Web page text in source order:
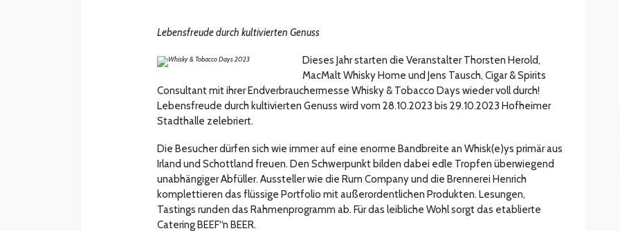
Lebensfreude durch kultivierten Genuss
Dieses Jahr starten die Veranstalter Thorsten Herold,
MacMalt Whisky Home und Jens Tausch, Cigar & Spirits
Consultant mit ihrer Endverbrauchermesse Whisky & Tobacco Days wieder voll durch!
Lebensfreude durch kultivierten Genuss wird vom 28.10.2023 bis 29.10.2023 Hofheimer
Stadthalle zelebriert.
Die Besucher dürfen sich wie immer auf eine enorme Bandbreite an Whisk(e)ys primär aus
Irland und Schottland freuen. Den Schwerpunkt bilden dabei edle Tropfen überwiegend
unabhängiger Abfüller. Aussteller wie die Rum Company und die Brennerei Henrich
komplettieren das flüssige Portfolio mit außerordentlichen Produkten. Lesungen,
Tastings runden das Rahmenprogramm ab. Für das leibliche Wohl sorgt das etablierte
Catering BEEF“n BEER.
Wie kann man mit kleinem
Kapital in Deutschland zu
investieren beginnen?
veröffentlicht vor 5 Jahren 14.7k
Sterneköche: Insider-Tipps
für Hobbyköche
veröffentlicht vor 2 Jahren